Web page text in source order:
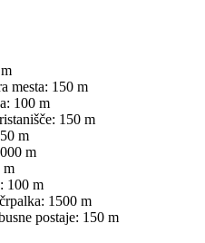
mesta: 150 m
100 m
150 m
m
m
m
100 m
1500 m
postaje: 150 m